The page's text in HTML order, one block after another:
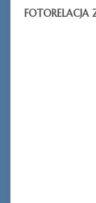
FOTORELACJA